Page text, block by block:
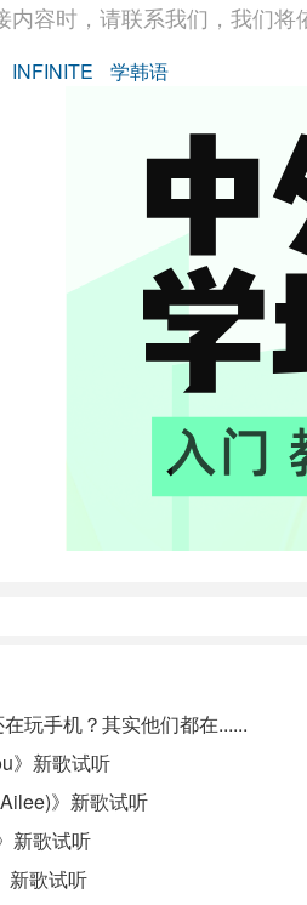
容时，请联系我们，我们将
INFINITE 学韩语
玩手机？其实他们都在......
》新歌试听
》新歌试听
新歌试听
新歌试听